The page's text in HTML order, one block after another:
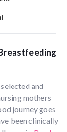
and
mothers
journey goes
been clinically